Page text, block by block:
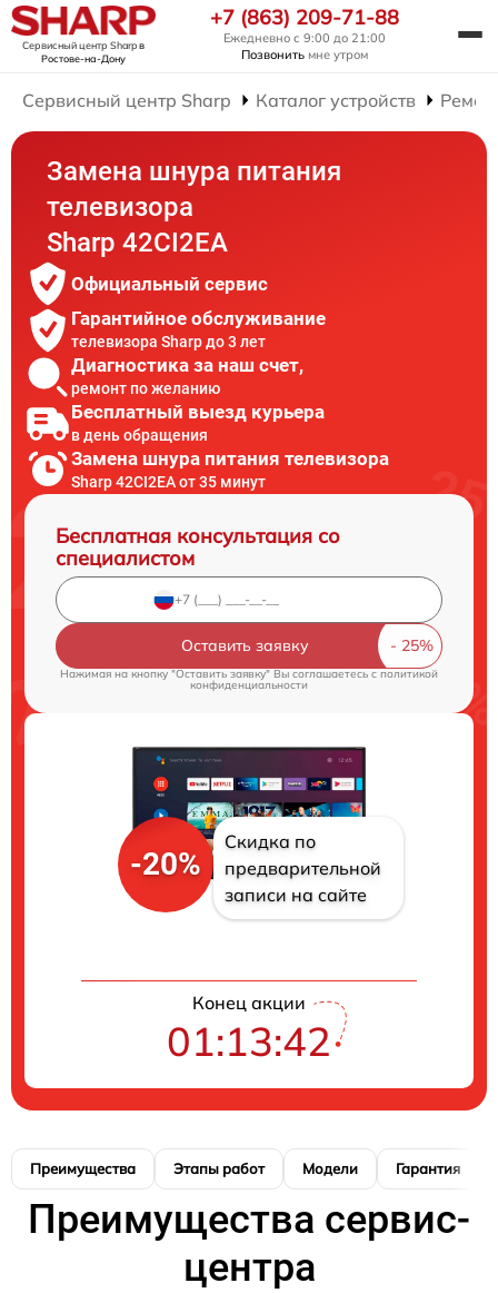
Сервисный центр Sharpв
Ростове-на-Дону
+7 (863) 209-71-88
Ежедневно с 9:00 до 21:00
Позвонить мне утром
Сервисный центр Sharp Каталог устройств
Замена шнура питания
телевизора
Sharp 42CI2EA
Официальный сервис
Гарантийное обслуживание
телевизора Sharp до 3 лет
Диагностика за наш счет,
ремонт по желанию
Бесплатный выезд курьера
в день обращения
Замена шнура питания телевизора
Sharp 42CI2EA от 35 минут
Бесплатная консультация со
специалистом
Оставить заявку
Нажимая на кнопку "Оставить заявку" Вы соглашаетесь cполитикой
конфиденциальности
-20%
Скидка по
предварительной
записи на сайте
Конец акции
01:13:41
Преимущества Этапы работ Модели Гарантия
Преимущества сервис-
центра